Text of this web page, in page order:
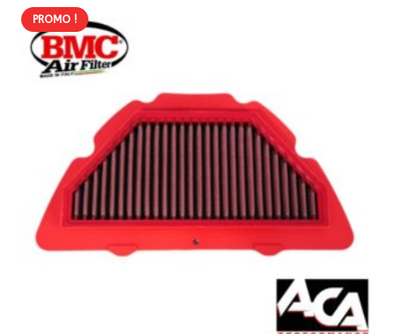
PROMO !